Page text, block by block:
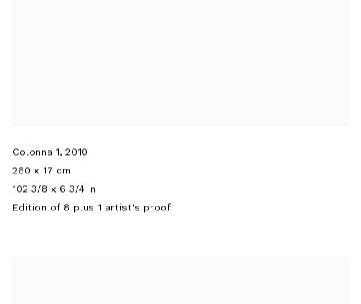
Colonna 1, 2010
260 x 17 cm
102 3/8 x 6 3/4 in
Edition of 8 plus 1 artist's proof